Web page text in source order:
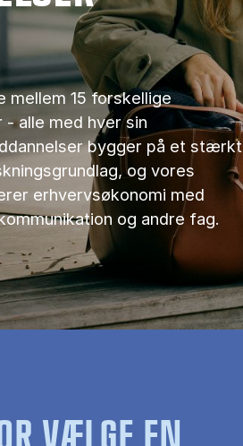
mellem 15 forskellige
- alle med hver sin
bygger på et stærkt
og vores
erhvervsøkonomi med
og andre fag.